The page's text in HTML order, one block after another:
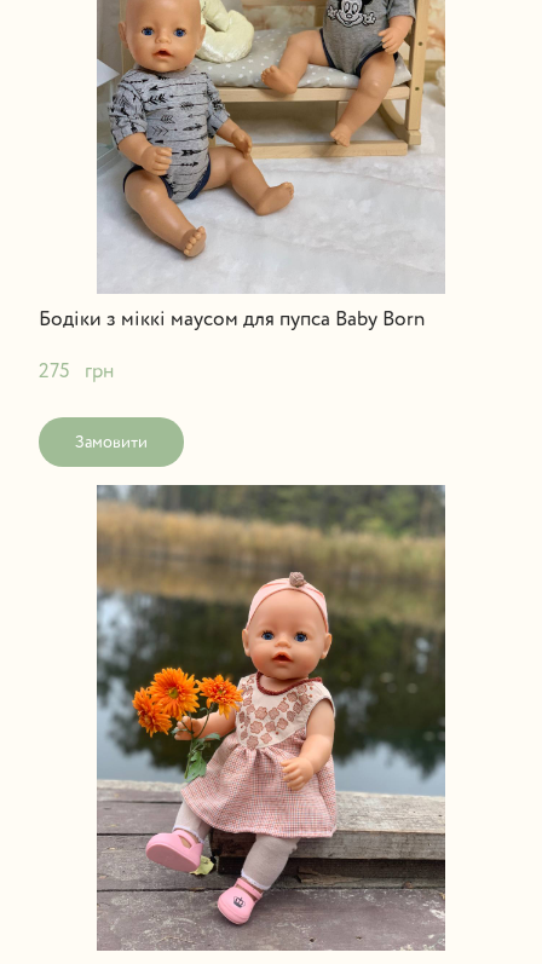
Бодіки з міккі маусом для пупса Baby Born
275   грн
Замовити